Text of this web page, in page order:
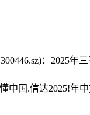
：2025年
中国.信达2025!年